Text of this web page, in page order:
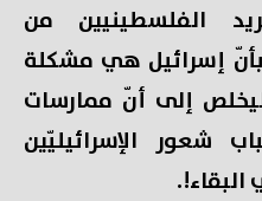
الفلسطينيين من
بأنّ إسرائيل هي مشكلة
ليخلص إلى أنّ ممارسات
شعور الإسرائيليّين